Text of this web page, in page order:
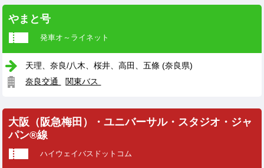
やまと号
発車オ～ライネット
天理、奈良/八木、桜井、高田、五條 (奈良県)
奈良交通
関東バス
大阪（阪急梅田）・ユニバーサル・スタジオ・ジャ
パン®線
ハイウェイバスドットコム